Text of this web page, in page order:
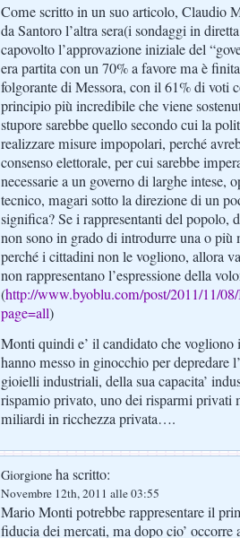
Come scritto in un suo articolo, Claudio
da Santoro l’altra sera(i sondaggi in
capovolto l’approvazione iniziale del
era partita con un 70% a favore ma è
folgorante di Messora, con il 61% di voti
principio più incredibile che viene
stupore sarebbe quello secondo cui la
realizzare misure impopolari, perché
consenso elettorale, per cui sarebbe
necessarie a un governo di larghe intese,
tecnico, magari sotto la direzione di un
significa? Se i rappresentanti del popolo,
non sono in grado di introdurre una o più
perché i cittadini non le vogliono, allora
non rappresentano l’espressione della
(http://www.byoblu.com/post/2011/11/
page=all)
Monti quindi e’ il candidato che
hanno messo in ginocchio per depredare
gioielli industriali, della sua capacita’
rispamio privato, uno dei risparmi
miliardi in ricchezza privata….
Giorgione ha scritto:
Novembre 12th, 2011 alle 03:55
Mario Monti potrebbe rappresentare il
fiducia dei mercati, ma dopo cio’ occorre